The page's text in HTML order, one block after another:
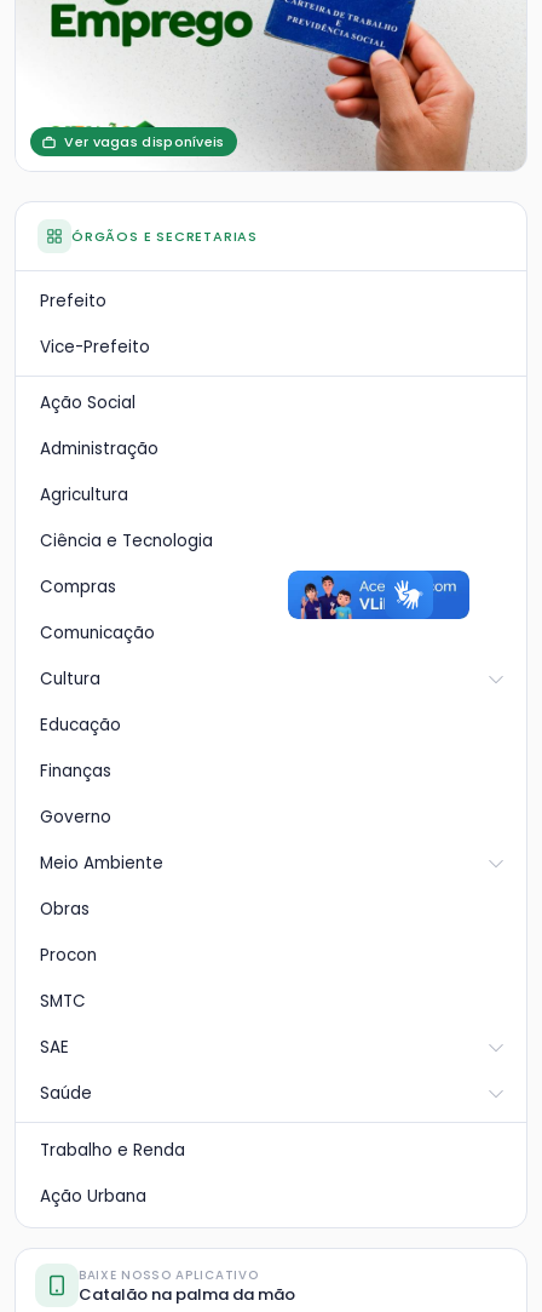
Ver vagas disponíveis
ÓRGÃOS E SECRETARIAS
Prefeito
Vice-Prefeito
Ação Social
Administração
Agricultura
Ciência e Tecnologia
Compras
Comunicação
Cultura
Educação
Finanças
Governo
Meio Ambiente
Obras
Procon
SMTC
SAE
Saúde
Trabalho e Renda
Ação Urbana
BAIXE NOSSO APLICATIVO
Catalão na palma da mão